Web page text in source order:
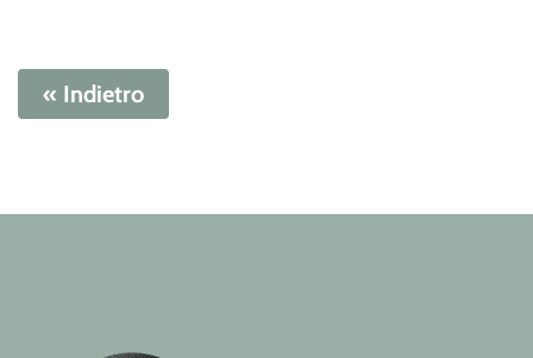
« Indietro